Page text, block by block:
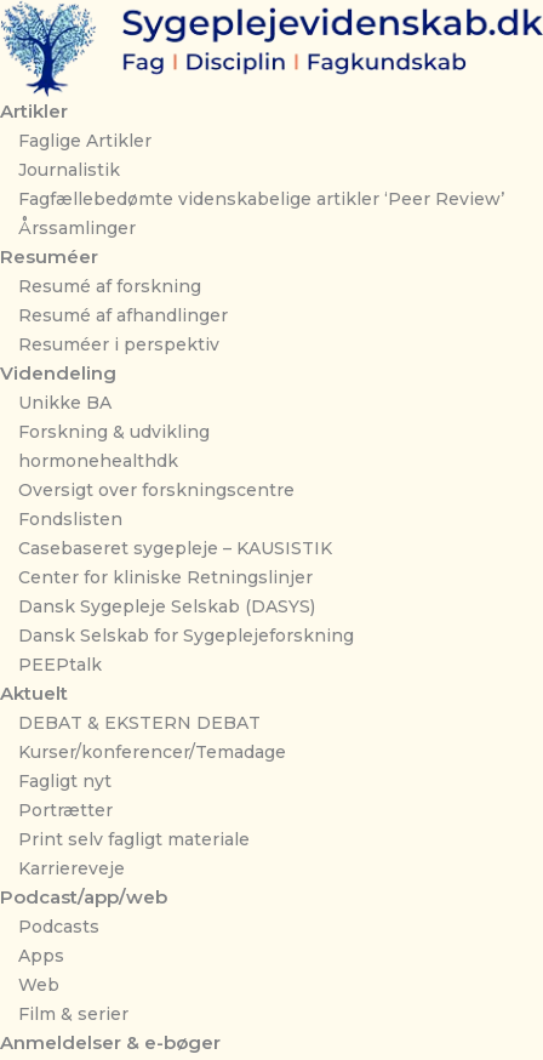
Gå
til
indholdet
Artikler
Faglige Artikler
Journalistik
Fagfællebedømte videnskabelige artikler ‘Peer Review’
Årssamlinger
Resuméer
Resumé af forskning
Resumé af afhandlinger
Resuméer i perspektiv
Videndeling
Unikke BA
Forskning & udvikling
hormonehealthdk
Oversigt over forskningscentre
Fondslisten
Casebaseret sygepleje – KAUSISTIK
Center for kliniske Retningslinjer
Dansk Sygepleje Selskab (DASYS)
Dansk Selskab for Sygeplejeforskning
PEEPtalk
Aktuelt
DEBAT & EKSTERN DEBAT
Kurser/konferencer/Temadage
Fagligt nyt
Portrætter
Print selv fagligt materiale
Karriereveje
Podcast/app/web
Podcasts
Apps
Web
Film & serier
Anmeldelser & e-bøger